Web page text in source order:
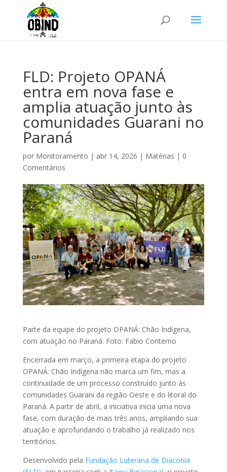
FLD: Projeto OPANÁ
entra em nova fase e
amplia atuação junto às
comunidades Guarani no
Paraná
por Monitoramento | abr 14, 2026 | Matérias | 0
Comentários
Parte da equipe do projeto OPANÁ: Chão Indígena,
com atuação no Paraná. Foto: Fabio Conterno
Encerrada em março, a primeira etapa do projeto
OPANÁ: Chão Indígena não marca um fim, mas a
continuidade de um processo construído junto às
comunidades Guarani da região Oeste e do litoral do
Paraná. A partir de abril, a iniciativa inicia uma nova
fase, com duração de mais três anos, ampliando sua
atuação e aprofundando o trabalho já realizado nos
territórios.
Desenvolvido pela Fundação Luterana de Diaconia